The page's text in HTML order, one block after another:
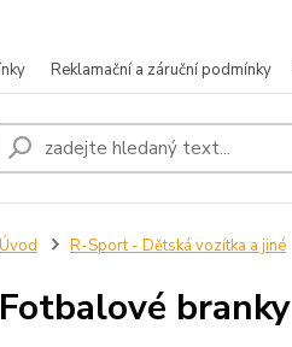
Reklamační a záruční podmínky
Úvod R-Sport - Dětská vozítka a jiné
Fotbalové branky